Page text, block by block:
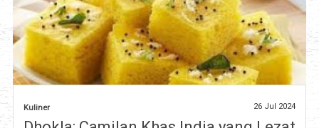
Kuliner 26 Jul 2024